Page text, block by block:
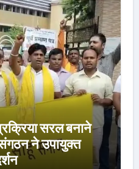
सरल बनाने
ने उपायुक्त